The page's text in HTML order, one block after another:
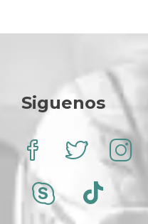
Siguenos